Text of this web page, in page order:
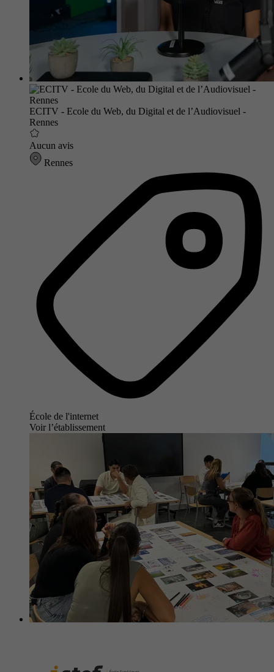
ECITV - Ecole du Web, du Digital et de l’Audiovisuel -
Rennes
Aucun avis
Rennes
École de l'internet
Voir l’établissement